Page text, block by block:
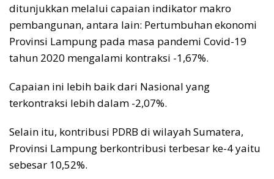
ditunjukkan melalui capaian indikator makro
pembangunan, antara lain: Pertumbuhan ekonomi
Provinsi Lampung pada masa pandemi Covid-19
tahun 2020 mengalami kontraksi -1,67%.
Capaian ini lebih baik dari Nasional yang
terkontraksi lebih dalam -2,07%.
Selain itu, kontribusi PDRB di wilayah Sumatera,
Provinsi Lampung berkontribusi terbesar ke-4 yaitu
sebesar 10,52%.